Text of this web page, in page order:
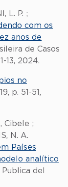
L. P. ;
com os
anos de
de Casos
13, 2024.
no
p. 51-51,
Cibele ;
N. A.
Países
analítico
del